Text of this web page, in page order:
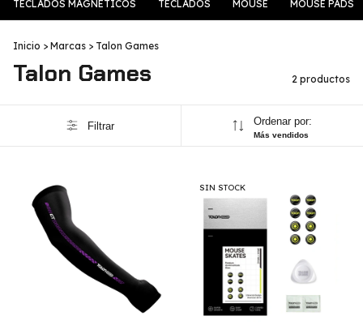
TECLADOS MAGNETICOS TECLADOS MOUSE MOUSE PADS
Inicio > Marcas > Talon Games
Talon Games 2 productos
Filtrar Ordenar por:
Más vendidos
SIN STOCK